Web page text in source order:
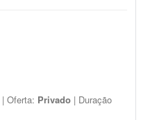
| Oferta: Privado | Duração